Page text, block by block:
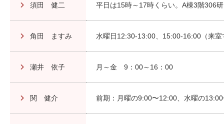
須田 健二 平日は15時～17時くらい。A棟3階306
角田 ますみ 水曜日12:30-13:00、15:00-16:00（来
瀬井 依子 月～金 9：00～16：00
関 健介 前期：月曜の9:00〜12:00、水曜の